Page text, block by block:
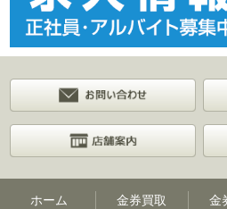
ホーム 金券買取 金